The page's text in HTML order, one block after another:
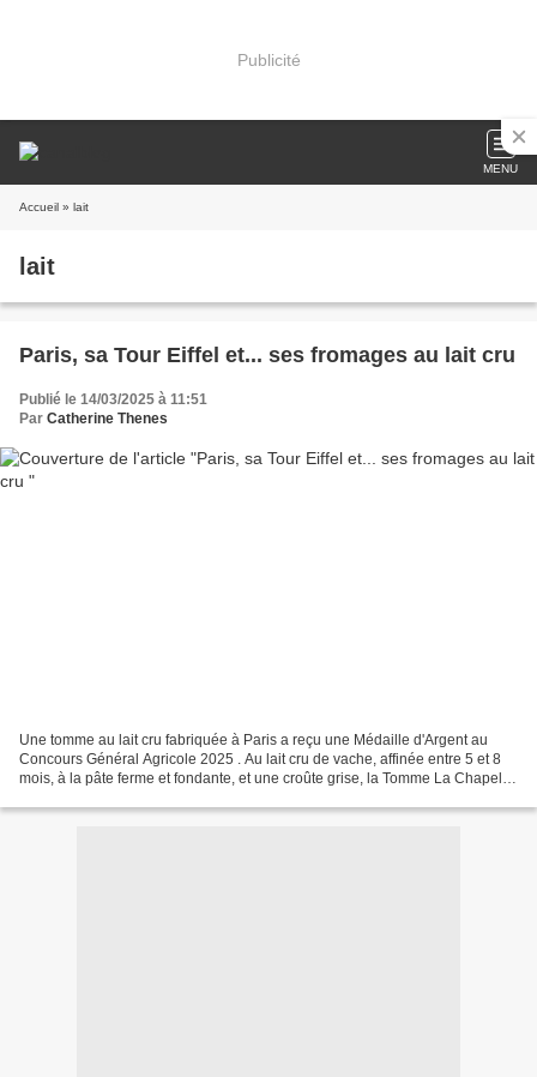
Publicité
MENU
Accueil » lait
lait
Paris, sa Tour Eiffel et... ses fromages au lait cru
Publié le 14/03/2025 à 11:51
Par Catherine Thenes
Une tomme au lait cru fabriquée à Paris a reçu une Médaille d'Argent au
Concours Général Agricole 2025 . Au lait cru de vache, affinée entre 5 et 8
mois, à la pâte ferme et fondante, et une croûte grise, la Tomme La Chapelle